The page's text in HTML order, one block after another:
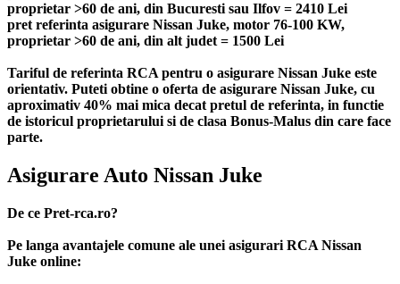
proprietar >60 de ani, din Bucuresti sau Ilfov = 2410 Lei
pret referinta asigurare Nissan Juke, motor 76-100 KW,
proprietar >60 de ani, din alt judet = 1500 Lei
Tariful de referinta RCA pentru o asigurare Nissan Juke este
orientativ. Puteti obtine o oferta de asigurare Nissan Juke, cu
aproximativ 40% mai mica decat pretul de referinta, in functie
de istoricul proprietarului si de clasa Bonus-Malus din care face
parte.
Asigurare Auto Nissan Juke
De ce Pret-rca.ro?
Pe langa avantajele comune ale unei asigurari RCA Nissan
Juke online: